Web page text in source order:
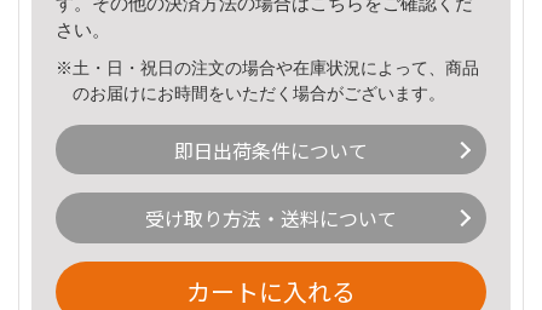
さい。
※土・日・祝日の注文の場合や在庫状況によって、商品
のお届けにお時間をいただく場合がございます。
即日出荷条件について
受け取り方法・送料について
カートに入れる